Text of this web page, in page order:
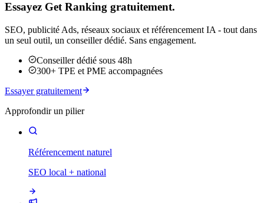
Essayez Get Ranking gratuitement.
SEO, publicité Ads, réseaux sociaux et référencement IA - tout dans
un seul outil, un conseiller dédié. Sans engagement.
Conseiller dédié sous 48h
300+ TPE et PME accompagnées
Essayer gratuitement
Approfondir un pilier
Référencement naturel
SEO local + national